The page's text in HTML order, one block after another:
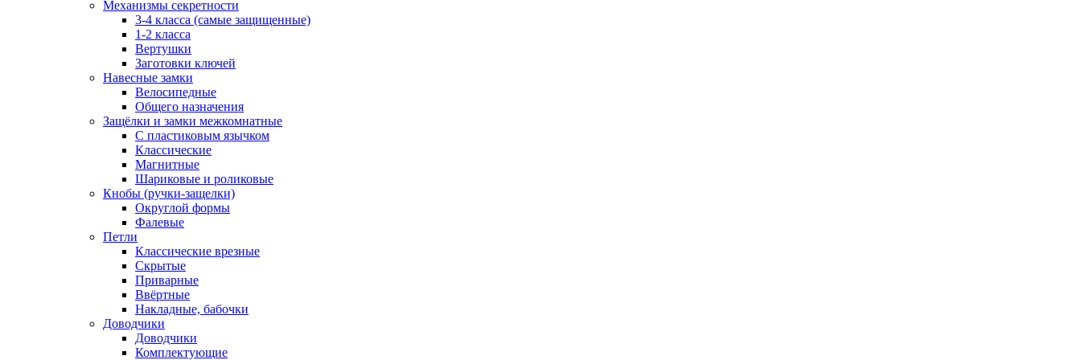
Механизмы секретности
3-4 класса (самые защищенные)
1-2 класса
Вертушки
Заготовки ключей
Навесные замки
Велосипедные
Общего назначения
Защёлки и замки межкомнатные
С пластиковым язычком
Классические
Магнитные
Шариковые и роликовые
Кнобы (ручки-защелки)
Округлой формы
Фалевые
Петли
Классические врезные
Скрытые
Приварные
Ввёртные
Накладные, бабочки
Доводчики
Доводчики
Комплектующие